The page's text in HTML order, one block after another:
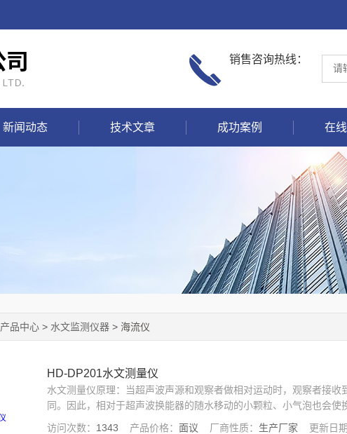
销售咨询热线：
新闻动态 技术文章 成功案例 在
产品中心 > 水文监测仪器 > 海流仪
HD-DP201水文测量仪
水文测量仪原理：当超声波声源和观察者做相对运动时，观察者接收
同。因此，相对于超声波换能器的随水移动的小颗粒、小气泡也会
浮运动速度的增加而增加， 由此测出多普勒频移，也就测出了仪器所
访问次数： 1343 产品价格：面议 厂商性质： 生产厂家 更新日期